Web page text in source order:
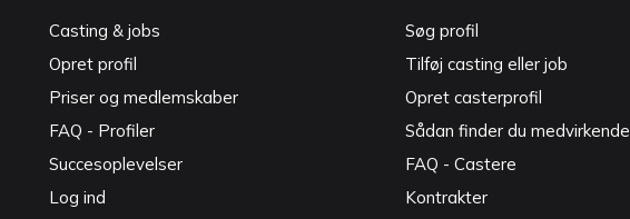
Casting & jobs
Opret profil
Priser og medlemskaber
FAQ - Profiler
Succesoplevelser
Log ind
Søg profil
Tilføj casting eller job
Opret casterprofil
Sådan finder du medvirkende
FAQ - Castere
Kontrakter